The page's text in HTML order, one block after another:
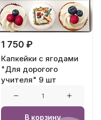
1 750 ₽
Капкейки с ягодами
"Для дорогого
учителя" 9 шт
В корзину